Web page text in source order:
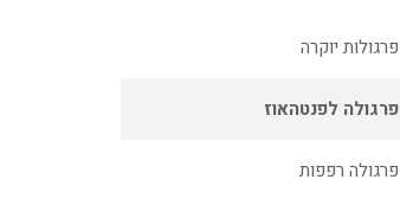
פרגולות יוקרה
פרגולה לפנטהאוז
פרגולה רפפות